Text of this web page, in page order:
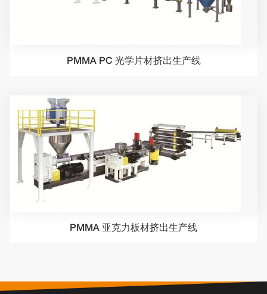
PMMA PC 光学片材挤出生产线
PMMA 亚克力板材挤出生产线